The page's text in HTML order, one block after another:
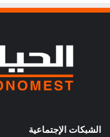
الشبكات الإجتماعية